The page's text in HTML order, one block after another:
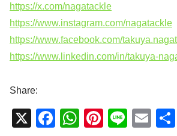
https://x.com/nagatackle
https://www.instagram.com/nagatackle
https://www.facebook.com/
https://www.linkedin.com/in/takuya-
Share:
X
F
W
Pi
Li
E